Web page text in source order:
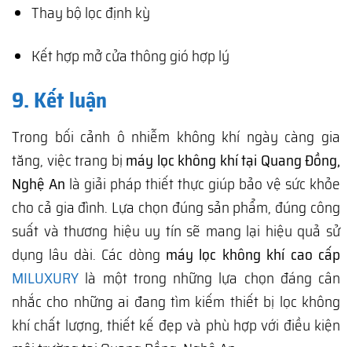
Thay bộ lọc định kỳ
Kết hợp mở cửa thông gió hợp lý
9. Kết luận
Trong bối cảnh ô nhiễm không khí ngày càng gia
tăng, việc trang bị máy lọc không khí tại Quang Đồng,
Nghệ An là giải pháp thiết thực giúp bảo vệ sức khỏe
cho cả gia đình. Lựa chọn đúng sản phẩm, đúng công
suất và thương hiệu uy tín sẽ mang lại hiệu quả sử
dụng lâu dài. Các dòng máy lọc không khí cao cấp
MILUXURY là một trong những lựa chọn đáng cân
nhắc cho những ai đang tìm kiếm thiết bị lọc không
khí chất lượng, thiết kế đẹp và phù hợp với điều kiện